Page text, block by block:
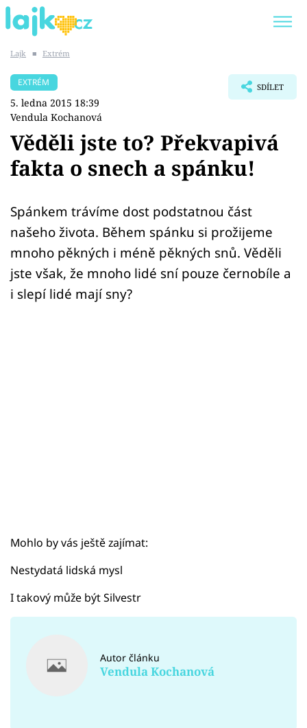
SHOPAHOLICADEL
Témata
Showbyznys
Youtubeři
Virály
Lajk ■ Extrém
EXTRÉM
5. ledna 2015 18:39
Vendula Kochanová
SDÍLET
Věděli jste to? Překvapivá
fakta o snech a spánku!
Spánkem trávíme dost podstatnou část
našeho života. Během spánku si prožijeme
mnoho pěkných i méně pěkných snů. Věděli
jste však, že mnoho lidé sní pouze černobíle a
i slepí lidé mají sny?
Mohlo by vás ještě zajímat:
Nestydatá lidská mysl
I takový může být Silvestr
Autor článku
Vendula Kochanová